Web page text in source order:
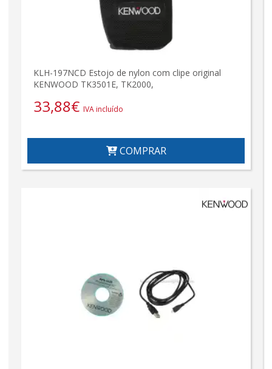
KLH-197NCD Estojo de nylon com clipe original
KENWOOD TK3501E, TK2000,
33,88€ IVA incluído
COMPRAR